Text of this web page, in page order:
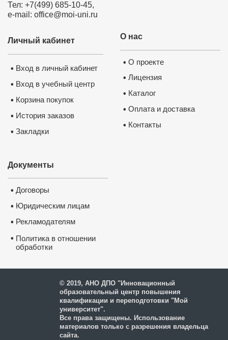
университет”
Сведения вносятся в
Данные о документе
Легитимность выдаваемого
подтверждает лицензия, выданная
лицензию
Тел: +7(499) 685-10-45,
e-mail: office@moi-uni.ru
О нас
• О проекте
• Лицензия
• Каталог
• Оплата и доставка
• Контакты
Личный кабинет
• Вход в личный кабинет
• Вход в учебный центр
• Корзина покупок
• История заказов
• Закладки
Документы
• Договоры
• Юридическим лицам
• Рекламодателям
• Политика в отношении
обработки
© 2019, АНО ДПО "Инновационный
образовательный центр повышения
квалификации и переподготовки "Мой
университет".
Все права защищены. Использование
материалов только с разрешения владельца
сайта.